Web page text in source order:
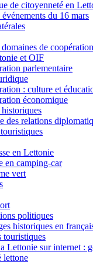
de citoyenneté en
événements du 16 mars
de coopération
et OIF
parlementaire
: culture et
économique
des relations
en Lettonie
en camping-car
vert
politiques
historiques en
touristiques
Lettonie sur internet :
lettone